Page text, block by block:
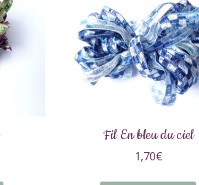
Fil En bleu du ciel
1,70€